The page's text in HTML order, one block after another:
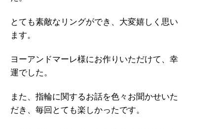
とても素敵なリングができ、大変嬉しく思い
ます。
ヨーアンドマーレ様にお作りいただけて、幸
運でした。
また、指輪に関するお話を色々お聞かせいた
だき、毎回とても楽しかったです。